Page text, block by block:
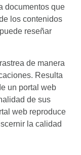
documentos que
los contenidos
reseñar
de manera
Resulta
un portal web
de sus
web reproduce
la calidad